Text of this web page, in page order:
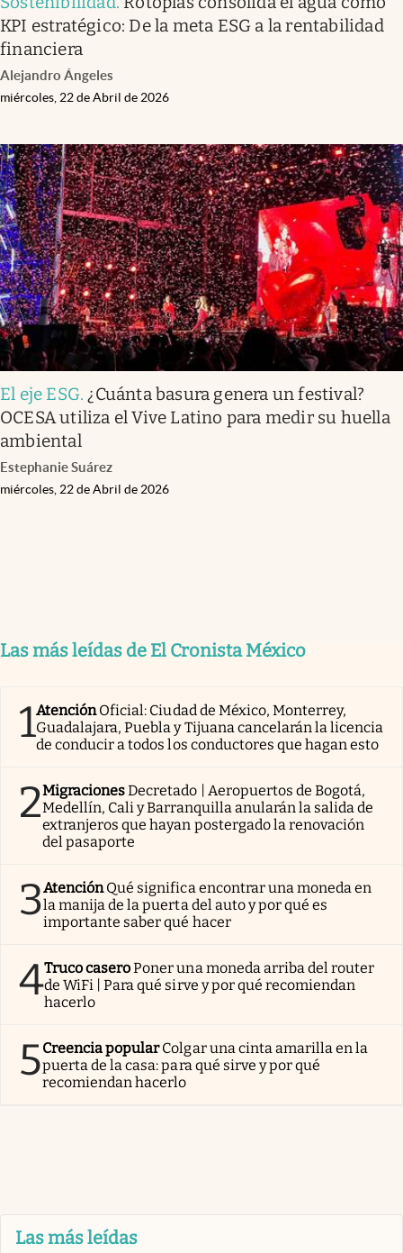
KPI estratégico: De la meta ESG a la rentabilidad
financiera
Alejandro Ángeles
miércoles, 22 de Abril de 2026
El eje ESG. ¿Cuánta basura genera un festival?
OCESA utiliza el Vive Latino para medir su huella
ambiental
Estephanie Suárez
miércoles, 22 de Abril de 2026
Las más leídas de El Cronista México
1AtenciónOficial: Ciudad de México, Monterrey,
Guadalajara, Puebla y Tijuana cancelarán la licencia
de conducir a todos los conductores que hagan esto
2MigracionesDecretado | Aeropuertos de Bogotá,
Medellín, Cali y Barranquilla anularán la salida de
extranjeros que hayan postergado la renovación
del pasaporte
3AtenciónQué significa encontrar una moneda en
la manija de la puerta del auto y por qué es
importante saber qué hacer
4Truco caseroPoner una moneda arriba del router
de WiFi | Para qué sirve y por qué recomiendan
hacerlo
5Creencia popularColgar una cinta amarilla en la
puerta de la casa: para qué sirve y por qué
recomiendan hacerlo
Las más leídas